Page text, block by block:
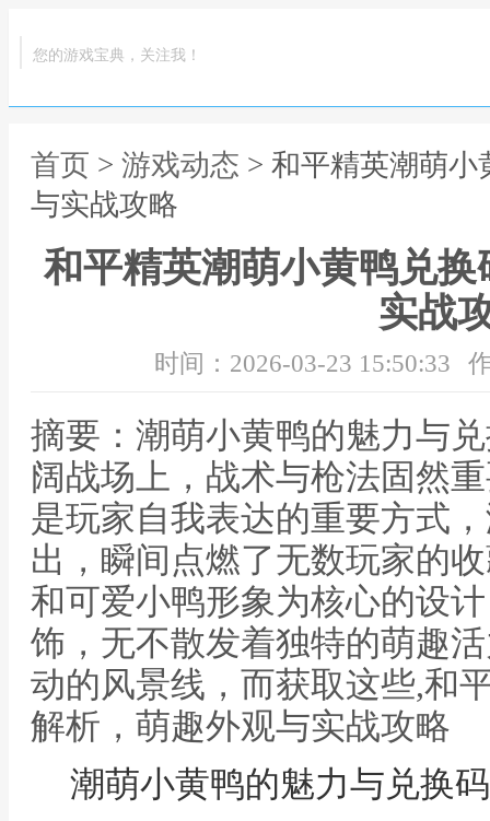
您的游戏宝典，关注我！
首页 > 游戏动态 > 和平精英潮萌
与实战攻略
和平精英潮萌小黄鸭兑
实战
时间：2026-03-23 15:50:33
摘要：潮萌小黄鸭的魅力与
阔战场上，战术与枪法固然
是玩家自我表达的重要方式
出，瞬间点燃了无数玩家的
和可爱小鸭形象为核心的设
饰，无不散发着独特的萌趣
动的风景线，而获取这些,和
解析，萌趣外观与实战攻略
潮萌小黄鸭的魅力与兑换